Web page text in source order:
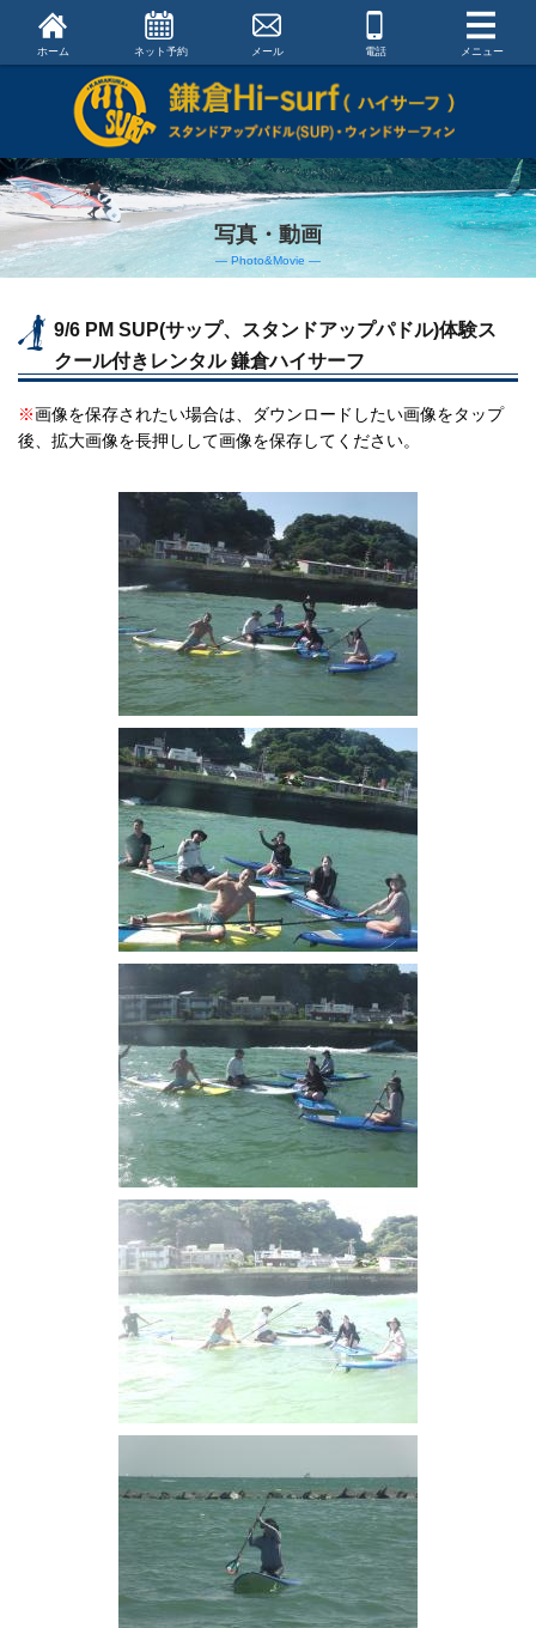
ホーム ネット予約 メール 電話 メニュー
写真・動画
― Photo&Movie ―
9/6 PM SUP(サップ、スタンドアップパドル)体験ス
クール付きレンタル 鎌倉ハイサーフ
※画像を保存されたい場合は、ダウンロードしたい画像をタップ
後、拡大画像を長押しして画像を保存してください。